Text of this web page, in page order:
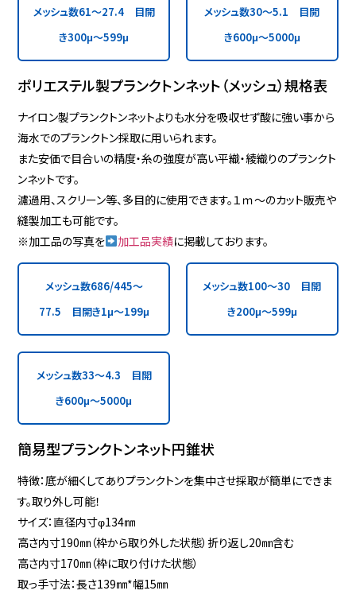
メッシュ数61～27.4 目開
き300μ～599μ
メッシュ数30～5.1 目開
き600μ～5000μ
ポリエステル製プランクトンネット（メッシュ）規格表
ナイロン製プランクトンネットよりも水分を吸収せず酸に強い事から
海水でのプランクトン採取に用いられます。
また安価で目合いの精度・糸の強度が高い平織・綾織りのプランクト
ンネットです。
濾過用、スクリーン等、多目的に使用できます。１ｍ～のカット販売や
縫製加工も可能です。
※加工品の写真を
加工品実績に掲載しております。
メッシュ数686/445～
77.5 目開き1μ～199μ
メッシュ数100～30 目開
き200μ～599μ
メッシュ数33～4.3 目開
き600μ～5000μ
簡易型プランクトンネット円錐状
特徴：底が細くしてありプランクトンを集中させ採取が簡単にできま
す。取り外し可能！
サイズ：直径内寸φ134㎜
高さ内寸190㎜（枠から取り外した状態）折り返し20㎜含む
高さ内寸170㎜（枠に取り付けた状態）
取っ手寸法：長さ139㎜*幅15㎜